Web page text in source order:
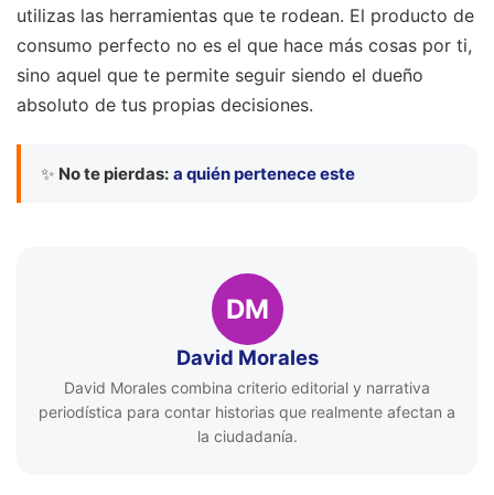
utilizas las herramientas que te rodean. El producto de
consumo perfecto no es el que hace más cosas por ti,
sino aquel que te permite seguir siendo el dueño
absoluto de tus propias decisiones.
✨ No te pierdas: a quién pertenece este
DM
David Morales
David Morales combina criterio editorial y narrativa
periodística para contar historias que realmente afectan a
la ciudadanía.